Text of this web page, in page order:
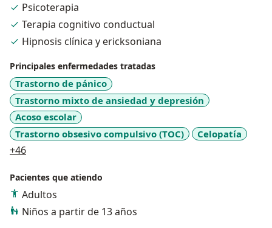
Psicoterapia
Terapia cognitivo conductual
Hipnosis clínica y ericksoniana
Principales enfermedades tratadas
Trastorno de pánico
Trastorno mixto de ansiedad y depresión
Acoso escolar
Trastorno obsesivo compulsivo (TOC)
Celopatía
+46a11y_sr_more_diseases
Pacientes que atiendo
Adultos
Niños a partir de 13 años